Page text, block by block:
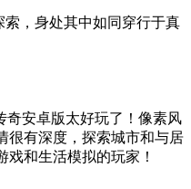
，身处其中如同穿行于真
安卓版太好玩了！像素风
很有深度，探索城市和与居
戏和生活模拟的玩家！